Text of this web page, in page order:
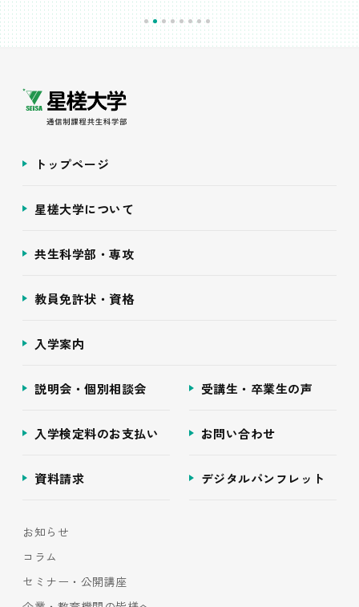
トップページ
星槎大学について
共生科学部・専攻
教員免許状・資格
入学案内
説明会・個別相談会 受講生・卒業生の声
入学検定料のお支払い お問い合わせ
資料請求 デジタルパンフレット
お知らせ
コラム
セミナー・公開講座